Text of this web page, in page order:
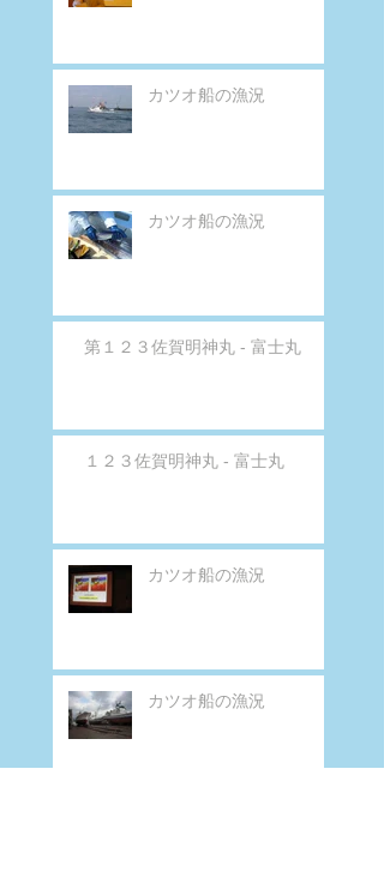
カツオ船の漁況
カツオ船の漁況
第１２３佐賀明神丸 - 富士丸
１２３佐賀明神丸 - 富士丸
カツオ船の漁況
カツオ船の漁況